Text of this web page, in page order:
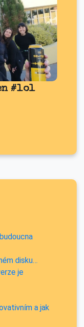
#lol
disku…
je
a jak